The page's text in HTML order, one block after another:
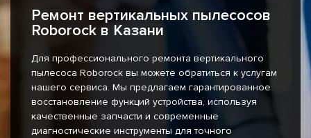
Ремонт вертикальных пылесосов
Roborock в Казани
Для профессионального ремонта вертикального
пылесоса Roborock вы можете обратиться к услугам
нашего сервиса. Мы предлагаем гарантированное
восстановление функций устройства, используя
качественные запчасти и современные
диагностические инструменты для точного